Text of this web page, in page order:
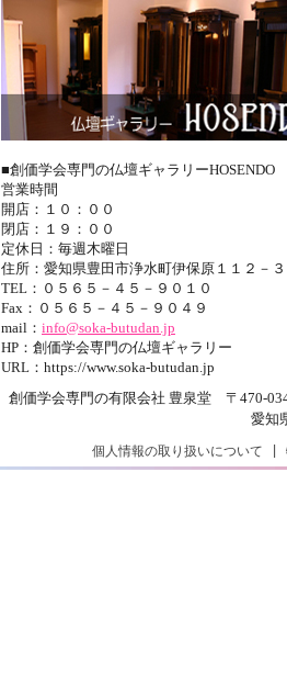
■創価学会専門の仏壇ギャラリーHOSENDO
営業時間
開店：１０：００
閉店：１９：００
定休日：毎週木曜日
住所：愛知県豊田市浄水町伊保原１１２－３
TEL：０５６５－４５－９０１０
Fax：０５６５－４５－９０４９
mail： info@soka-butudan.jp
HP：創価学会専門の仏壇ギャラリー
URL：https://www.soka-butudan.jp
創価学会専門の有限会社 豊泉堂 〒470-
愛知
個人情報の取り扱いについて